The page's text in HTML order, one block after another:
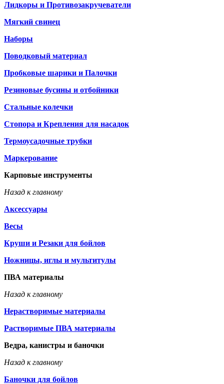
Лидкоры и Противозакручеватели
Мягкий свинец
Наборы
Поводковый материал
Пробковые шарики и Палочки
Резиновые бусины и отбойники
Стальные колечки
Стопора и Крепления для насадок
Термоусадочные трубки
Маркерование
Карповые инструменты
Назад к главному
Аксессуары
Весы
Круши и Резаки для бойлов
Ножницы, иглы и мультитулы
ПВА материалы
Назад к главному
Нерастворимые материалы
Растворимые ПВА материалы
Ведра, канистры и баночки
Назад к главному
Баночки для бойлов